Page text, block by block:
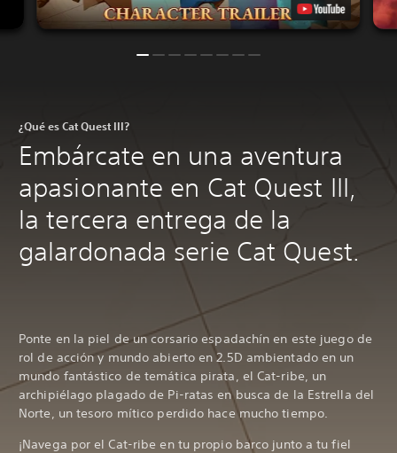
¿Qué es Cat Quest III?
Embárcate en una aventura
apasionante en Cat Quest III,
la tercera entrega de la
galardonada serie Cat Quest.
Ponte en la piel de un corsario espadachín en este juego de
rol de acción y mundo abierto en 2.5D ambientado en un
mundo fantástico de temática pirata, el Cat-ribe, un
archipiélago plagado de Pi-ratas en busca de la Estrella del
Norte, un tesoro mítico perdido hace mucho tiempo.
¡Navega por el Cat-ribe en tu propio barco junto a tu fiel